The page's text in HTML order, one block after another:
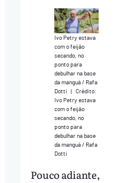
Ivo Petry estava
com o feijão
secando, no
ponto para
debulhar na base
da manguá / Rafa
Dotti | Crédito:
Ivo Petry estava
com o feijão
secando, no
ponto para
debulhar na base
da manguá / Rafa
Dotti
Pouco adiante,